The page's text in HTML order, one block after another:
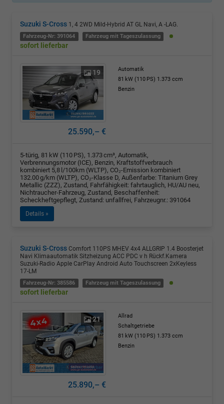
Suzuki S-Cross 1, 4 2WD Mild-Hybrid AT GL Navi, A -LAG.
Fahrzeug-Nr: 391064 Fahrzeug mit Tageszulassung
sofort lieferbar
19
Automatik
81 kW (110 PS) 1.373 ccm
Benzin
25.590,– €
5-türig, 81 kW (110 PS), 1.373 cm³, Automatik,
Verbrennungsmotor (ICE), Benzin, Kraftstoffverbrauch
kombiniert 5,8 l/100km (WLTP), CO₂-Emission kombiniert
132.00 g/km (WLTP), CO₂-Klasse D, Außenfarbe: Titanium Grey
Metallic (ZZZ), Zustand, Fahrfähigkeit: fahrtauglich, HU/AU neu,
Nichtraucher-Fahrzeug, Zustand, Beschaffenheit:
Scheckheftgepflegt, Zustand: unfallfrei, Fahrzeugnr.: 391064
Details »
Suzuki S-Cross Comfort 110PS MHEV 4x4 ALLGRIP 1.4 Boosterjet
Navi Klimaautomatik Sitzheizung ACC PDC v h Rückf.Kamera
Suzuki-Radio Apple CarPlay Android Auto Touchscreen 2xKeyless
17-LM
Fahrzeug-Nr: 385586 Fahrzeug mit Tageszulassung
sofort lieferbar
21
Allrad
Schaltgetriebe
81 kW (110 PS) 1.373 ccm
Benzin
25.890,– €